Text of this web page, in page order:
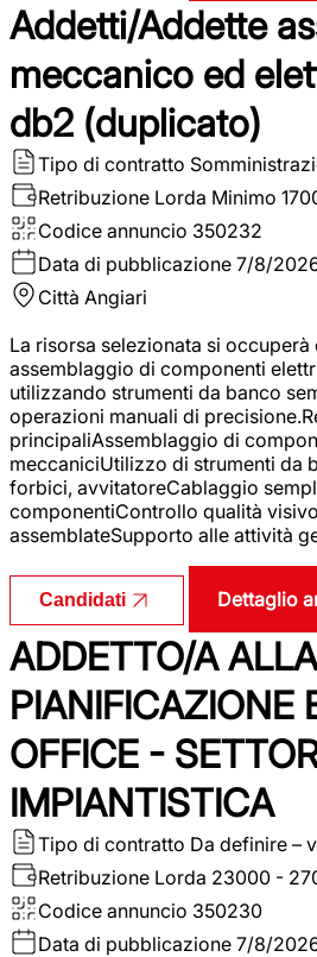
Addetti/Addette
meccanico ed
db2 (duplicato)
Tipo di contratto
Retribuzione Lorda Minimo
Codice annuncio 350232
Data di pubblicazione 7/8/
Città Angiari
La risorsa selezionata si occuperà
assemblaggio di componenti
utilizzando strumenti da banco
operazioni manuali di
principaliAssemblaggio di
meccaniciUtilizzo di strumenti da
forbici, avvitatoreCablaggio
componentiControllo qualità
assemblateSupporto alle attività
Candidati Dettaglio
ADDETTO/A ALLA
PIANIFICAZIONE
OFFICE -
IMPIANTISTICA
Tipo di contratto Da definire –
Retribuzione Lorda 23000 -
Codice annuncio 350230
Data di pubblicazione 7/8/